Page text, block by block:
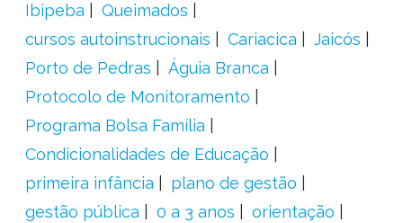
Ibipeba
Queimados
cursos autoinstrucionais
Cariacica
Jaicós
Porto de Pedras
Águia Branca
Protocolo de Monitoramento
Programa Bolsa Família
Condicionalidades de Educação
primeira infância
plano de gestão
gestão pública
0 a 3 anos
orientação